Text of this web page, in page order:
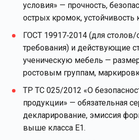
условия» — прочность,
острых кромок,
ГОСТ 19917‑2014 (для
требования) и действующие
ученическую мебель —
ростовым группам,
ТР ТС 025/2012 «О
продукции» — обязательная
декларирование, эмиссия
выше класса Е1.